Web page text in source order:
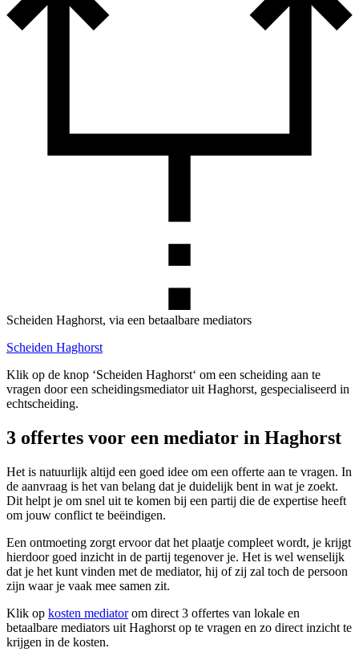
Scheiden Haghorst, via een betaalbare mediators
Scheiden Haghorst
Klik op de knop ‘Scheiden Haghorst‘ om een scheiding aan te
vragen door een scheidingsmediator uit Haghorst, gespecialiseerd in
echtscheiding.
3 offertes voor een mediator in Haghorst
Het is natuurlijk altijd een goed idee om een offerte aan te vragen. In
de aanvraag is het van belang dat je duidelijk bent in wat je zoekt.
Dit helpt je om snel uit te komen bij een partij die de expertise heeft
om jouw conflict te beëindigen.
Een ontmoeting zorgt ervoor dat het plaatje compleet wordt, je krijgt
hierdoor goed inzicht in de partij tegenover je. Het is wel wenselijk
dat je het kunt vinden met de mediator, hij of zij zal toch de persoon
zijn waar je vaak mee samen zit.
Klik op kosten mediatorom direct 3 offertes van lokale en
betaalbare mediators uit Haghorst op te vragen en zo direct inzicht te
krijgen in de kosten.